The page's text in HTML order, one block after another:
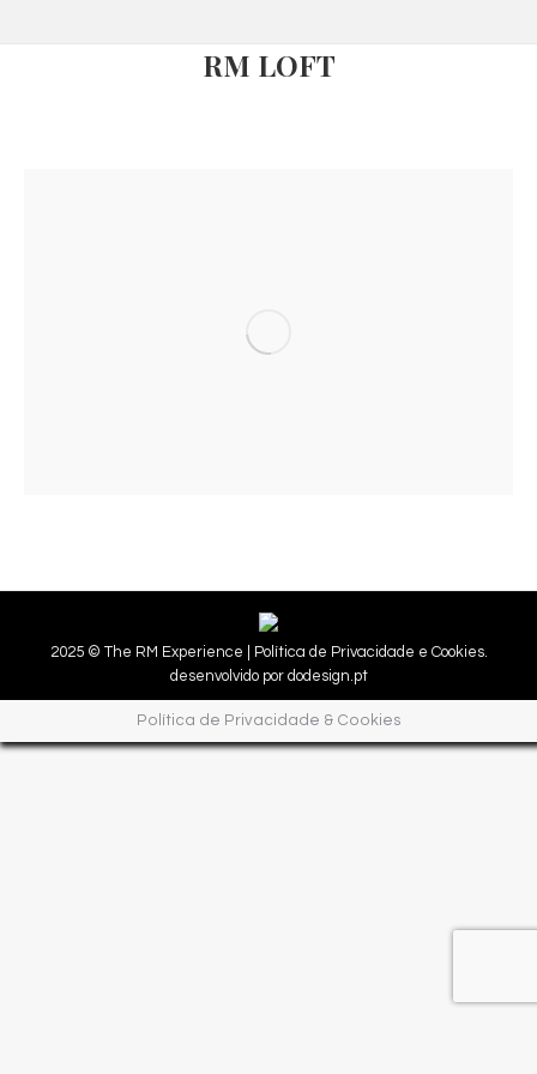
RM LOFT
2025 © The RM Experience |
Política de Privacidade e Cookies.
desenvolvido por dodesign.pt
Política de Privacidade & Cookies